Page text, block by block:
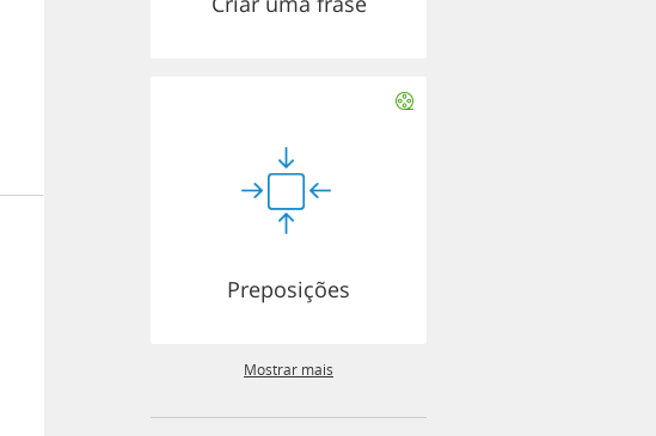
Preposições
Mostrar mais